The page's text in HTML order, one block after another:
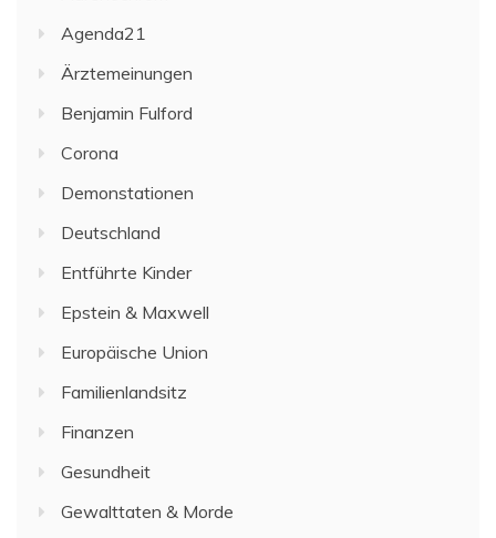
Agenda21
Ärztemeinungen
Benjamin Fulford
Corona
Demonstationen
Deutschland
Entführte Kinder
Epstein & Maxwell
Europäische Union
Familienlandsitz
Finanzen
Gesundheit
Gewalttaten & Morde